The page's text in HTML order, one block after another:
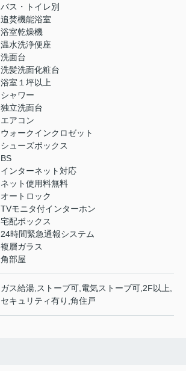
バス・トイレ別
追焚機能浴室
浴室乾燥機
温水洗浄便座
洗面台
洗髪洗面化粧台
浴室１坪以上
シャワー
独立洗面台
エアコン
ウォークインクロゼット
シューズボックス
BS
インターネット対応
ネット使用料無料
オートロック
TVモニタ付インターホン
宅配ボックス
24時間緊急通報システム
複層ガラス
角部屋
ガス給湯,ストーブ可,電気ストーブ可,2F以上,
セキュリティ有り,角住戸